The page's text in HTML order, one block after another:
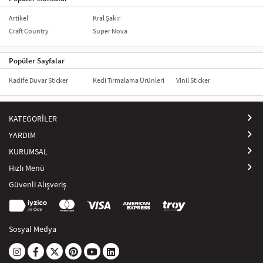
ve sürücüler için yaratıcı bir ifade biçimi sunar.
Artikel
Craft Country
Kral Şakir
Super Nova
Popüler Sayfalar
Kadife Duvar Sticker Kedi Tırmalama Ürünleri Vinil Sticker
KATEGORİLER
YARDIM
KURUMSAL
Hızlı Menü
Güvenli Alışveriş
Sosyal Medya